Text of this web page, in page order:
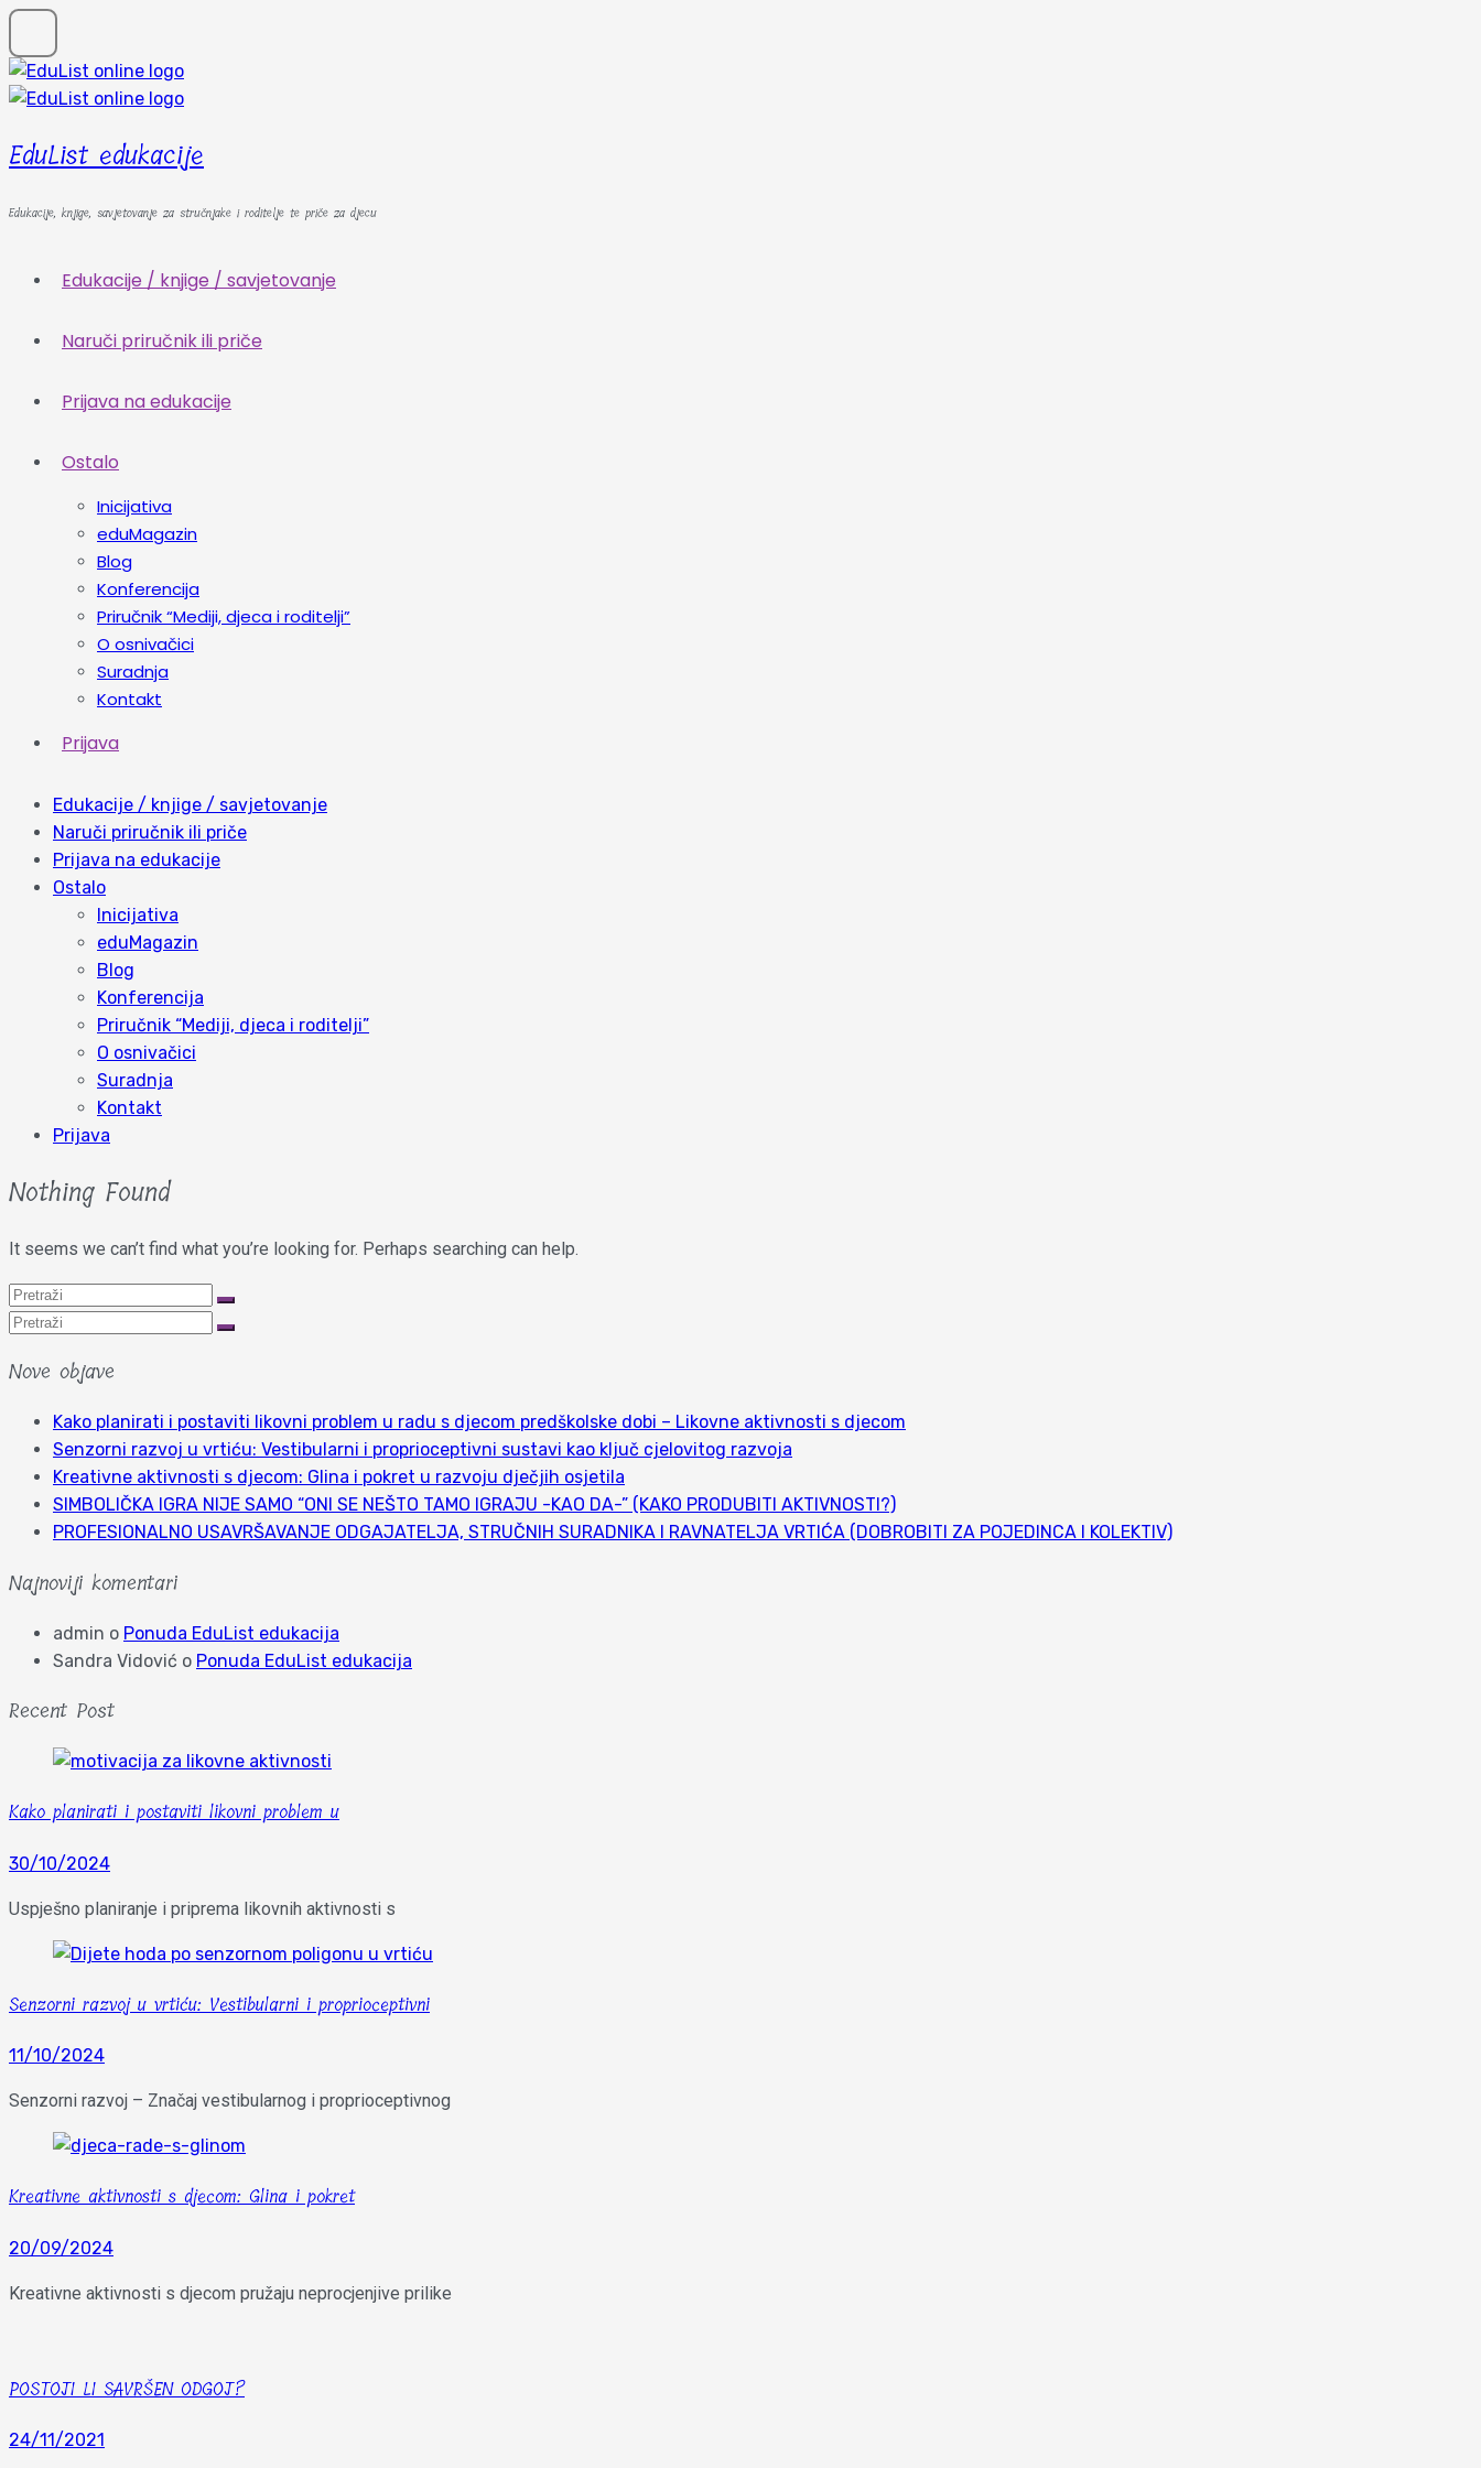
EduList edukacije
Edukacije, knjige, savjetovanje za stručnjake i roditelje te priče za djecu
Edukacije / knjige / savjetovanje
Naruči priručnik ili priče
Prijava na edukacije
Ostalo
Inicijativa
eduMagazin
Blog
Konferencija
Priručnik “Mediji, djeca i roditelji”
O osnivačici
Suradnja
Kontakt
Prijava
Edukacije / knjige / savjetovanje
Naruči priručnik ili priče
Prijava na edukacije
Ostalo
Inicijativa
eduMagazin
Blog
Konferencija
Priručnik “Mediji, djeca i roditelji”
O osnivačici
Suradnja
Kontakt
Prijava
Nothing Found
It seems we can’t find what you’re looking for. Perhaps searching can help.
Nove objave
Kako planirati i postaviti likovni problem u radu s djecom predškolske dobi – Likovne aktivnosti s djecom
Senzorni razvoj u vrtiću: Vestibularni i proprioceptivni sustavi kao ključ cjelovitog razvoja
Kreativne aktivnosti s djecom: Glina i pokret u razvoju dječjih osjetila
SIMBOLIČKA IGRA NIJE SAMO “ONI SE NEŠTO TAMO IGRAJU -KAO DA-” (KAKO PRODUBITI AKTIVNOSTI?)
PROFESIONALNO USAVRŠAVANJE ODGAJATELJA, STRUČNIH SURADNIKA I RAVNATELJA VRTIĆA (DOBROBITI ZA POJEDINCA I KOLEKTIV)
Najnoviji komentari
admin o Ponuda EduList edukacija
Sandra Vidović o Ponuda EduList edukacija
Recent Post
Kako planirati i postaviti likovni problem u
30/10/2024
Uspješno planiranje i priprema likovnih aktivnosti s
Senzorni razvoj u vrtiću: Vestibularni i proprioceptivni
11/10/2024
Senzorni razvoj – Značaj vestibularnog i proprioceptivnog
Kreativne aktivnosti s djecom: Glina i pokret
20/09/2024
Kreativne aktivnosti s djecom pružaju neprocjenjive prilike
POSTOJI LI SAVRŠEN ODGOJ?
24/11/2021